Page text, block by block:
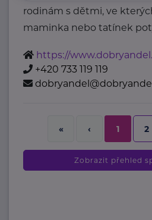
rodinám s dětmi, ve
maminka nebo tatínek
https://
+420 733 119 119
« ‹ 1 2
Zobrazit přehled